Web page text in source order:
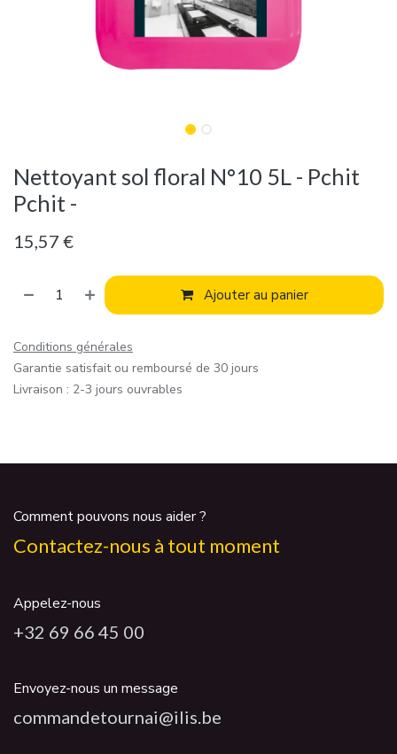
Nettoyant sol floral N°10 5L - Pchit
Pchit -
15,57 €
Ajouter au panier
Conditions générales
Garantie satisfait ou remboursé de 30 jours
Livraison : 2-3 jours ouvrables
Comment pouvons nous aider ?
Contactez-nous à tout moment
Appelez-nous
+32 69 66 45 00
Envoyez-nous un message
commandetournai@ilis.be